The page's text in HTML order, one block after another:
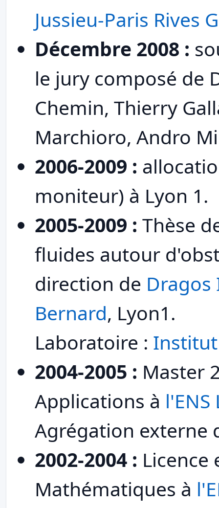
Jussieu-Paris Rives
Décembre 2008 :
le jury composé de
Chemin, Thierry
Marchioro, Andro
2006-2009 :
moniteur) à Lyon 1.
2005-2009 : Thèse
fluides autour
direction de
Bernard, Lyon1.
Laboratoire : Institut
2004-2005 : Master
Applications à l'ENS
Agrégation externe
2002-2004 : Licence
Mathématiques à